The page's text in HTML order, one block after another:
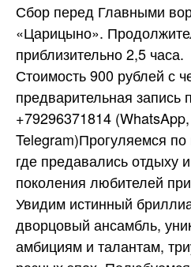
Сбор перед Главными
«Царицыно».
приблизительно 2,5 часа.
Стоимость 900 рублей с
предварительная запись
+79296371814 (WhatsApp,
Telegram)Прогуляемся
где предавались отдыху
поколения любителей
Увидим истинный
дворцовый ансамбль,
амбициям и талантам,